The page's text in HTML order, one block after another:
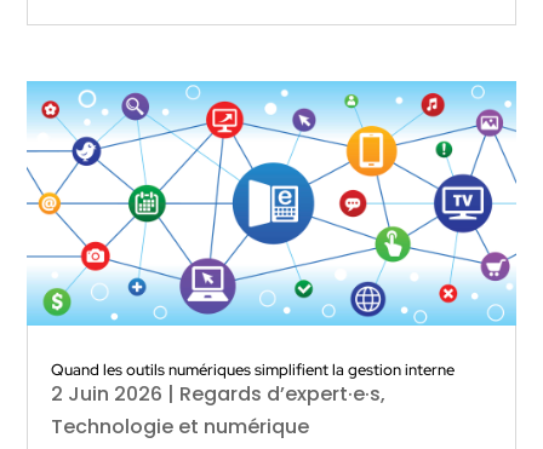
Quand les outils numériques simplifient la gestion interne
2 Juin 2026 | Regards d’expert·e·s,
Technologie et numérique